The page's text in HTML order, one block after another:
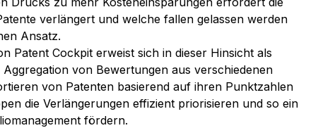
verlängert und welche fallen gelassen werden
Ansatz.
Patent Cockpit erweist sich in dieser Hinsicht als
von Bewertungen aus verschiedenen
von Patenten basierend auf ihren Punktzahlen
die Verlängerungen effizient priorisieren und so ein
fördern.